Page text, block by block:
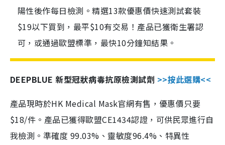
陽性後作每日檢測。精選13款優惠價快速測試套裝
$19以下買到，最平$10有交易！產品已獲衛生署認
可，或通過歐盟標準，最快10分鐘知結果。
DEEPBLUE 新型冠狀病毒抗原檢測試劑 >>按此選購<<
產品現時於HK Medical Mask官網有售，優惠價只要
$18/件。產品已獲得歐盟CE1434認證，可供民眾進行自
我檢測。準確度 99.03%、靈敏度96.4%、特異性